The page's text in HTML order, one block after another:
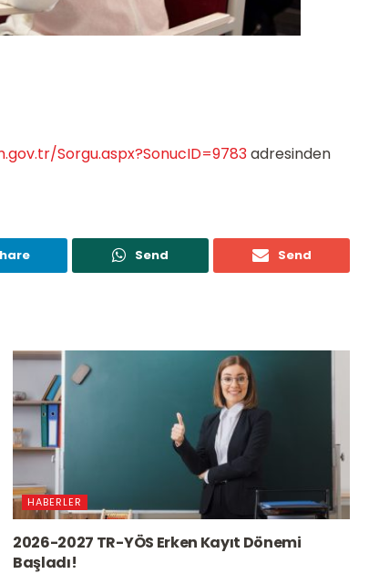
Sorgu.aspx?SonucID=9783adresinden
Send Send
HABERLER
2026-2027 TR-YÖS Erken Kayıt Dönemi
Başladı!